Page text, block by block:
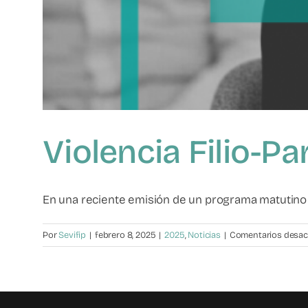
Violencia Filio-
En una reciente emisión de un programa matutino
PorSevifip | febrero 8, 2025 | 2025,Noticias | Comentarios